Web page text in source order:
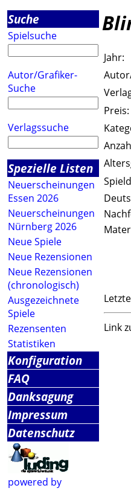
Suche
Spielsuche
Autor/Grafiker-
Suche
Verlagssuche
Spezielle Listen
Neuerscheinungen
Essen 2026
Neuerscheinungen
Nürnberg 2026
Neue Spiele
Neue Rezensionen
Neue Rezensionen
(chronologisch)
Ausgezeichnete
Spiele
Rezensenten
Statistiken
Konfiguration
FAQ
Danksagung
Impressum
Datenschutz
powered by
Jahr:
Preis:
Link